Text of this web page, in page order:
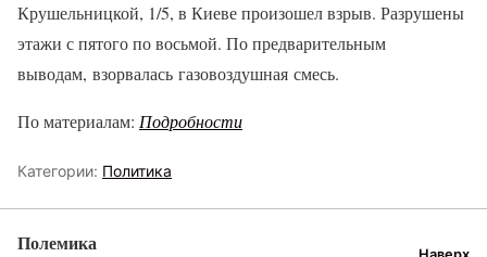
Крушельницкой, 1/5, в Киеве произошел взрыв. Разрушены
этажи с пятого по восьмой. По предварительным
выводам, взорвалась газовоздушная смесь.
По материалам: Подробности
Категории: Политика
Полемика